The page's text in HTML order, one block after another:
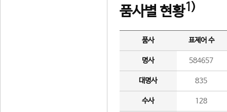
품사별 현황1)
품사 표제어 수
명사 584657
대명사 835
수사 128